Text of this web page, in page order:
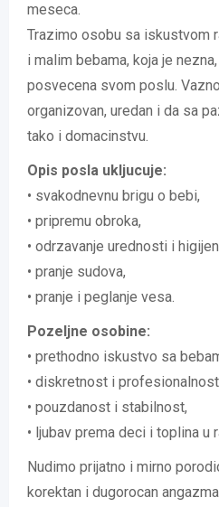
meseca.
Trazimo osobu sa iskustvom
i malim bebama, koja je
posvecena svom poslu.
organizovan, uredan i da sa
tako i domacinstvu.
Opis posla ukljucuje:
• svakodnevnu brigu o bebi,
• pripremu obroka,
• odrzavanje urednosti i
• pranje sudova,
• pranje i peglanje vesa.
Pozeljne osobine:
• prethodno iskustvo sa
• diskretnost i
• pouzdanost i stabilnost,
• ljubav prema deci i toplina u
Nudimo prijatno i mirno
korektan i dugorocan